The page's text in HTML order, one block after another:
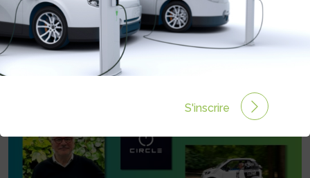
Rédigé par Camille LEHOUX le 27 Nov 2024 à 16:46
commentaires
S'inscrire